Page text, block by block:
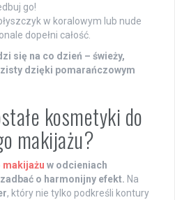
go!
w koralowym lub nude
dopełni całość.
się na co dzień – świeży,
dzięki pomarańczowym
kosmetyki do
makijażu?
w odcieniach
o harmonijny efekt. Na
, który nie tylko podkreśli kontury